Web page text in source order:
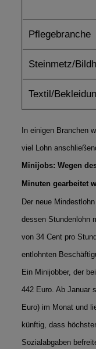
Pflegebranche
Steinmetz/
Textil/
In einigen Branchen
viel Lohn
Minijobs: Wegen
Minuten gearbeitet
Der neue
dessen Stundenlohn
von 34 Cent pro
entlohnten
Ein Minijobber, der
442 Euro. Ab Januar
Euro) im Monat und
künftig, dass
Sozialabgaben